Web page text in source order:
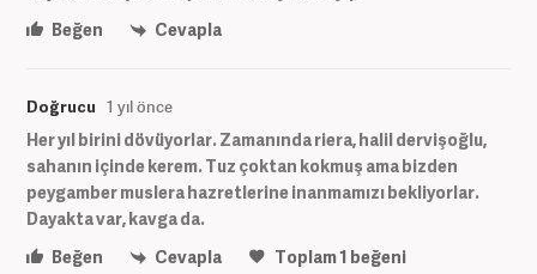
Beğen
Cevapla
Doğrucu 1 yıl önce
Her yıl birini dövüyorlar. Zamanında riera, halil dervişoğlu,
sahanın içinde kerem. Tuz çoktan kokmuş ama bizden
peygamber muslera hazretlerine inanmamızı bekliyorlar.
Dayakta var, kavga da.
Beğen
Cevapla Toplam1 beğeni